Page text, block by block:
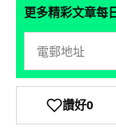
更多精彩文章每
讚好0